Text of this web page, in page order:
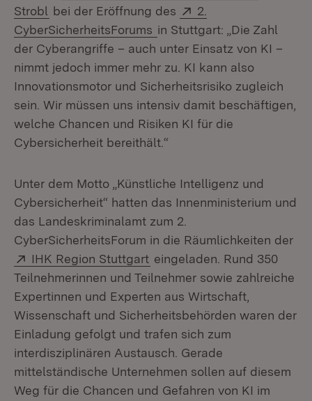
Strobl bei der Eröffnung des Extern:
2.
CyberSicherheitsForums (Öffnet in neuem Fenster)
in Stuttgart: „Die Zahl
der Cyberangriffe – auch unter Einsatz von KI –
nimmt jedoch immer mehr zu. KI kann also
Innovationsmotor und Sicherheitsrisiko zugleich
sein. Wir müssen uns intensiv damit beschäftigen,
welche Chancen und Risiken KI für die
Cybersicherheit bereithält.“
Unter dem Motto „Künstliche Intelligenz und
Cybersicherheit“ hatten das Innenministerium und
das Landeskriminalamt zum 2.
CyberSicherheitsForum in die Räumlichkeiten der
Extern:
IHK Region Stuttgart (Öffnet in neuem Fenster)
eingeladen. Rund 350
Teilnehmerinnen und Teilnehmer sowie zahlreiche
Expertinnen und Experten aus Wirtschaft,
Wissenschaft und Sicherheitsbehörden waren der
Einladung gefolgt und trafen sich zum
interdisziplinären Austausch. Gerade
mittelständische Unternehmen sollen auf diesem
Weg für die Chancen und Gefahren von KI im